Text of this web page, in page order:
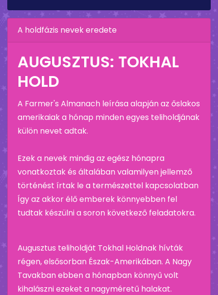
A holdfázis nevek eredete
AUGUSZTUS: TOKHAL
HOLD
A Farmer's Almanach leírása alapján az őslakos
amerikaiak a hónap minden egyes teliholdjának
külön nevet adtak.
Ezek a nevek mindig az egész hónapra
vonatkoztak és általában valamilyen jellemző
történést írtak le a természettel kapcsolatban
Így az akkor élő emberek könnyebben fel
tudtak készülni a soron következő feladatokra.
Augusztus teliholdját Tokhal Holdnak hívták
régen, elsősorban Észak-Amerikában. A Nagy
Tavakban ebben a hónapban könnyű volt
kihalászni ezeket a nagyméretű halakat.